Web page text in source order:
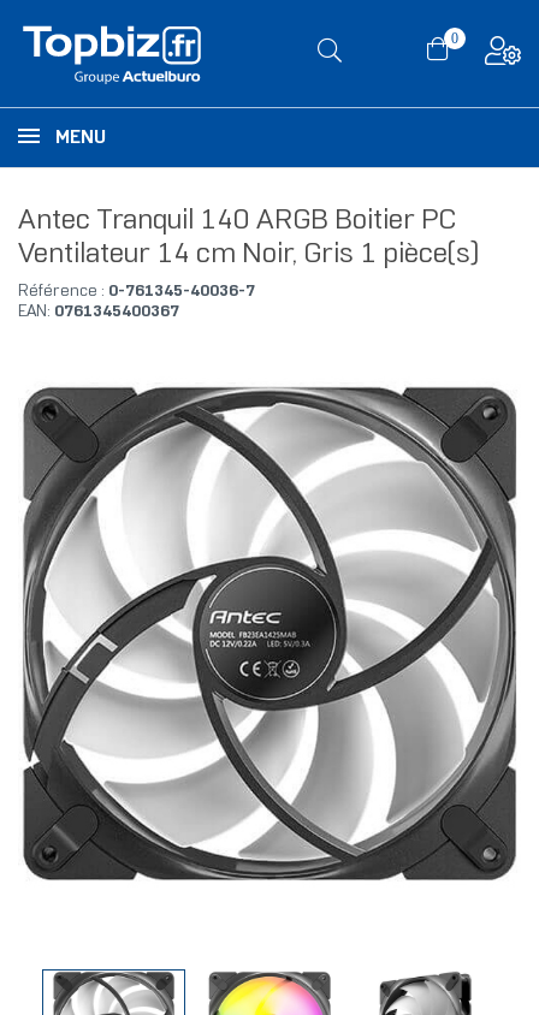
0
MENU
Antec Tranquil 140 ARGB Boitier PC
Ventilateur 14 cm Noir, Gris 1 pièce(s)
Référence : 0-761345-40036-7
EAN: 0761345400367